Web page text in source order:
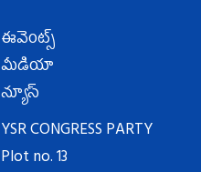
ఈవెంట్స్
మీడియా
న్యూస్
YSR CONGRESS PARTY
Plot no. 13